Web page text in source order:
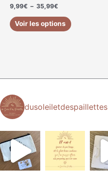
9,99€ – 35,99€
Voir les options
dusoleiletdespaillettes